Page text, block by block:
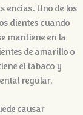
encías. Uno de los
dientes cuando
mantiene en la
de amarillo o
el tabaco y
regular.
causar